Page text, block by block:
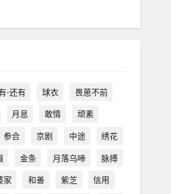
-还有 球衣
畏葸不前
月息 敢情
顽素
参合 京剧 中途
绣花
金条 月落乌啼
脉搏
家 和善 紫芝 信用